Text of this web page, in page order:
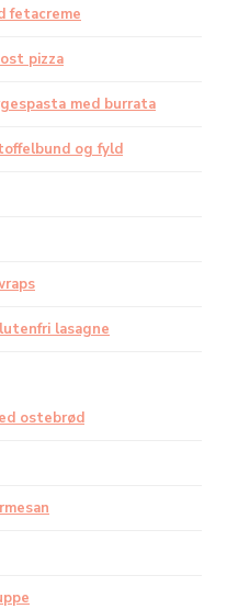
fetacreme
pizza
med burrata
og fyld
lasagne
ostebrød